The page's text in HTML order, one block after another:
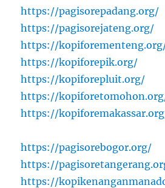
https://pagisorepadang.org/
https://pagisorejateng.org/
https://
https://kopiforepik.org/
https://kopiforepluit.org/
https://
https://
https://pagisorebogor.org/
https://
https://